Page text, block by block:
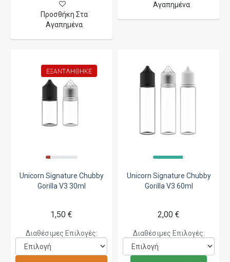
Προσθήκη Στα
Αγαπημένα
Αγαπημένα
ΕΞΑΝΤΛΉΘΗΚΕ
Unicorn Signature Chubby
Gorilla V3 30ml
1,50 €
Διαθέσιμες Επιλογές:
Unicorn Signature Chubby
Gorilla V3 60ml
2,00 €
Διαθέσιμες Επιλογές: